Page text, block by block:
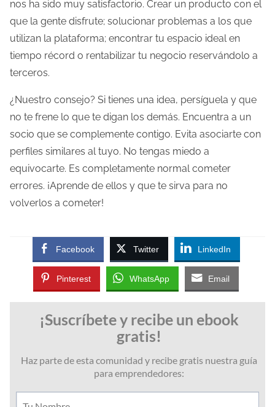
nos ha sido muy satisfactorio. Crear un producto con el
que la gente disfrute; solucionar problemas a los que
utilizan la plataforma; encontrar tu espacio ideal en
tiempo récord o rentabilizar tu negocio reservándolo a
terceros.
¿Nuestro consejo? Si tienes una idea, persíguela y que
no te frene lo que te digan los demás. Encuentra a un
socio que se complemente contigo. Evita asociarte con
perfiles similares al tuyo. No tengas miedo a
equivocarte. Es completamente normal cometer
errores. ¡Aprende de ellos y que te sirva para no
volverlos a cometer!
Facebook Twitter LinkedIn
Pinterest WhatsApp Email